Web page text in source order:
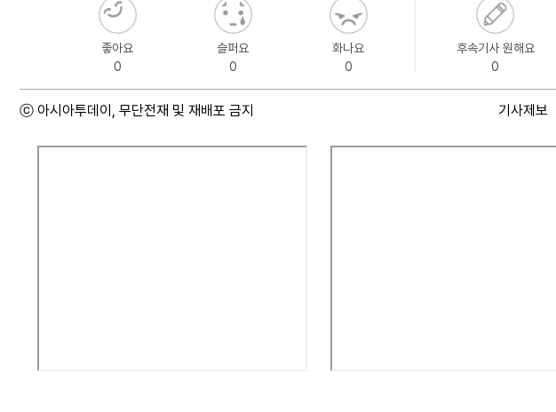
좋아요
0
슬퍼요
0
화나요
0
후속기사 원해요
0
ⓒ 아시아투데이, 무단전재 및 재배포 금지 기사제보